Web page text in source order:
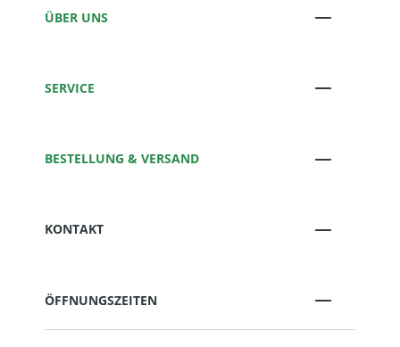
ÜBER UNS
SERVICE
BESTELLUNG & VERSAND
KONTAKT
ÖFFNUNGSZEITEN